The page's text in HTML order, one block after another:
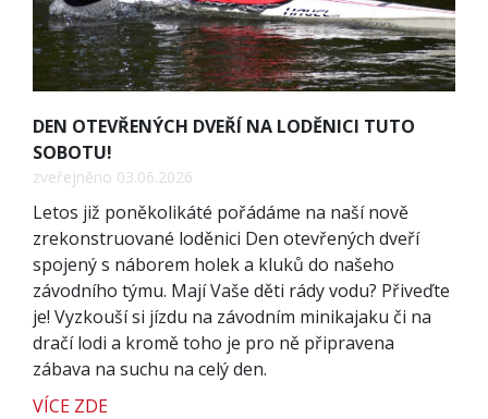
DEN OTEVŘENÝCH DVEŘÍ NA LODĚNICI TUTO
SOBOTU!
zveřejněno 03.06.2026
Letos již poněkolikáté pořádáme na naší nově
zrekonstruované loděnici Den otevřených dveří
spojený s náborem holek a kluků do našeho
závodního týmu. Mají Vaše děti rády vodu? Přiveďte
je! Vyzkouší si jízdu na závodním minikajaku či na
dračí lodi a kromě toho je pro ně připravena
zábava na suchu na celý den.
VÍCE ZDE